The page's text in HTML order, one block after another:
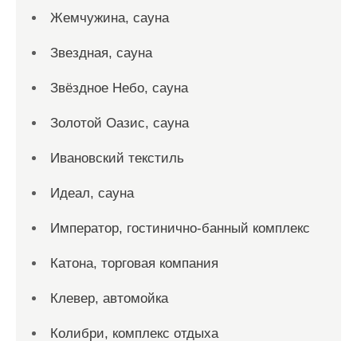
Жемчужина, сауна
Звездная, сауна
Звёздное Небо, сауна
Золотой Оазис, сауна
Ивановский текстиль
Идеал, сауна
Император, гостинично-банный комплекс
Катона, торговая компания
Клевер, автомойка
Колибри, комплекс отдыха